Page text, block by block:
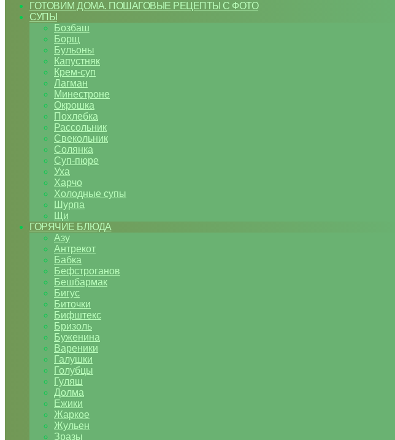
ГОТОВИМ ДОМА. ПОШАГОВЫЕ РЕЦЕПТЫ С ФОТО
СУПЫ
Бозбаш
Борщ
Бульоны
Капустняк
Крем-суп
Лагман
Минестроне
Окрошка
Похлебка
Рассольник
Свекольник
Солянка
Суп-пюре
Уха
Харчо
Холодные супы
Шурпа
Щи
ГОРЯЧИЕ БЛЮДА
Азу
Антрекот
Бабка
Бефстроганов
Бешбармак
Бигус
Биточки
Бифштекс
Бризоль
Буженина
Вареники
Галушки
Голубцы
Гуляш
Долма
Ежики
Жаркое
Жульен
Зразы